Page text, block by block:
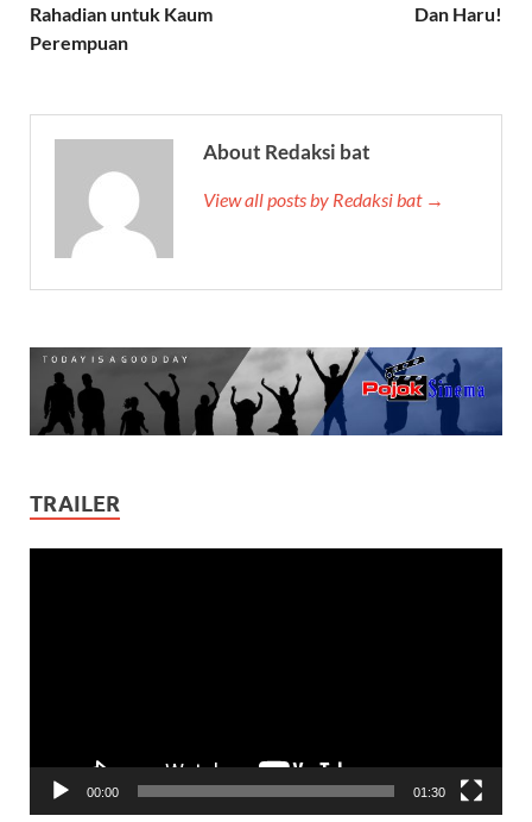
Rahadian untuk Kaum
Perempuan
Dan Haru!
About Redaksi bat
View all posts by Redaksi bat →
TRAILER
00:00 01:30